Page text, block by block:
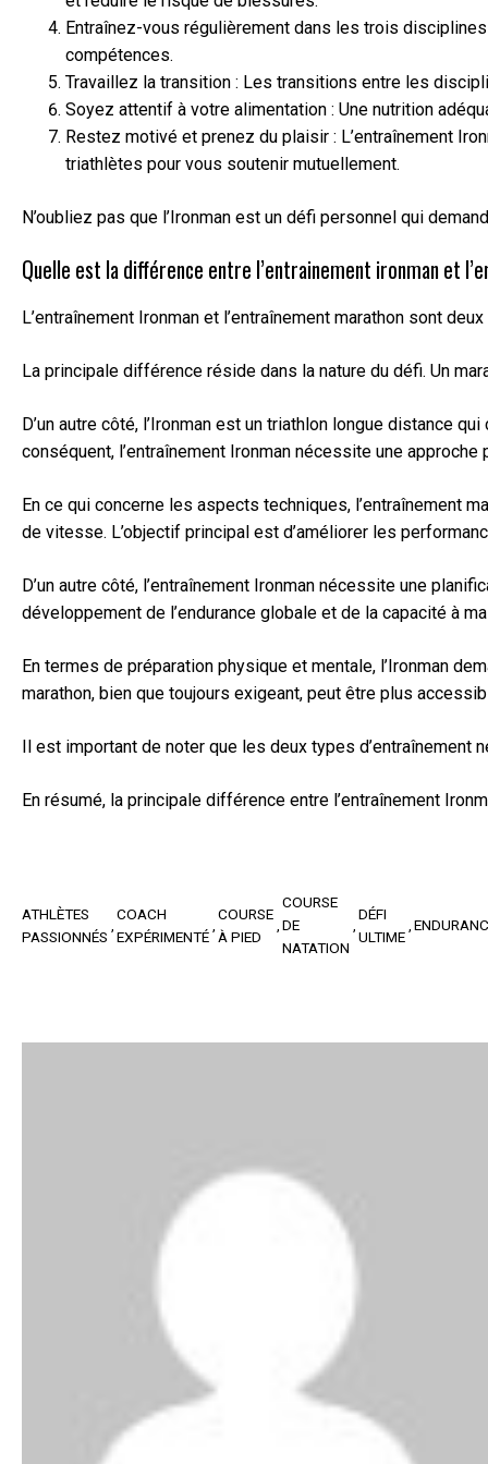
Entraînez-vous régulièrement dans les trois
compétences.
Travaillez la transition : Les transitions entre les
Soyez attentif à votre alimentation : Une nutrition
Restez motivé et prenez du plaisir : L’entraînement
triathlètes pour vous soutenir mutuellement.
N’oubliez pas que l’Ironman est un défi personnel qui
Quelle est la différence entre l’entrainement ironman et
L’entraînement Ironman et l’entraînement marathon sont
La principale différence réside dans la nature du défi. Un
D’un autre côté, l’Ironman est un triathlon longue distance
conséquent, l’entraînement Ironman nécessite une
En ce qui concerne les aspects techniques, l’entraînement
de vitesse. L’objectif principal est d’améliorer les
D’un autre côté, l’entraînement Ironman nécessite une
développement de l’endurance globale et de la capacité à
En termes de préparation physique et mentale, l’Ironman
marathon, bien que toujours exigeant, peut être plus
Il est important de noter que les deux types
En résumé, la principale différence entre l’entraînement
ATHLÈTES
PASSIONNÉS
COACH
EXPÉRIMENTÉ
COURSE
À PIED
COURSE
DE
NATATION
DÉFI
ULTIME